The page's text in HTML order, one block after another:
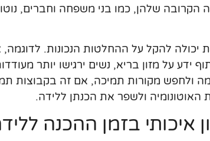
שלהן, כמו בני משפחה וחברים,
יכולה להקל על ההחלטות הנכונות.
ידע על מזון בריא, נשים ירגישו יותר
ולחפש מקורות תמיכה, אם זה בקבוצות
ולשפר את הכנתן ללידה.
איכותי בזמן ההכנה